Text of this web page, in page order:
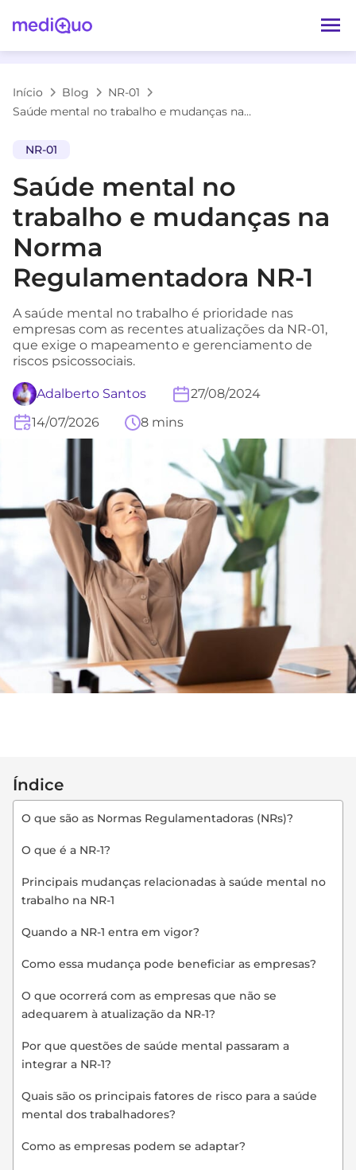
Início Blog
NR-01
Saúde mental no trabalho e mudanças na Norma Regulamentadora NR-1
NR-01
Saúde mental no
trabalho e mudanças na
Norma
Regulamentadora NR-1
A saúde mental no trabalho é prioridade nas
empresas com as recentes atualizações da NR-01,
que exige o mapeamento e gerenciamento de
riscos psicossociais.
Adalberto Santos
27/08/2024
14/07/2026
8 mins
Índice
O que são as Normas Regulamentadoras (NRs)?
O que é a NR-1?
Principais mudanças relacionadas à saúde mental no
trabalho na NR-1
Quando a NR-1 entra em vigor?
Como essa mudança pode beneficiar as empresas?
O que ocorrerá com as empresas que não se
adequarem à atualização da NR-1?
Por que questões de saúde mental passaram a
integrar a NR-1?
Quais são os principais fatores de risco para a saúde
mental dos trabalhadores?
Como as empresas podem se adaptar?